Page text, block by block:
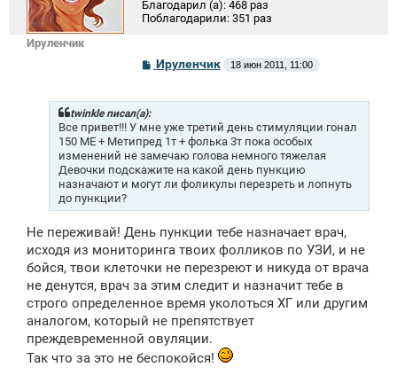
Ируленчик
Благодарил (а): 468 раз
Поблагодарили: 351 раз
С
б
е
н
и
е
Ируленчик 18 июн 2011, 11:00
twinkle писал(а):
Все привет!!! У мне уже третий день стимуляции гонал
150 МЕ + Метипред 1т + фолька 3т пока особых
изменений не замечаю голова немного тяжелая
Девочки подскажите на какой день пункцию
назначают и могут ли фоликулы перезреть и лопнуть
до пункции?
Не переживай! День пункции тебе назначает врач,
исходя из мониторинга твоих фолликов по УЗИ, и не
бойся, твои клеточки не перезреют и никуда от врача
не денутся, врач за этим следит и назначит тебе в
строго определенное время уколоться ХГ или другим
аналогом, который не препятствует
преждевременной овуляции.
Так что за это не беспокойся!